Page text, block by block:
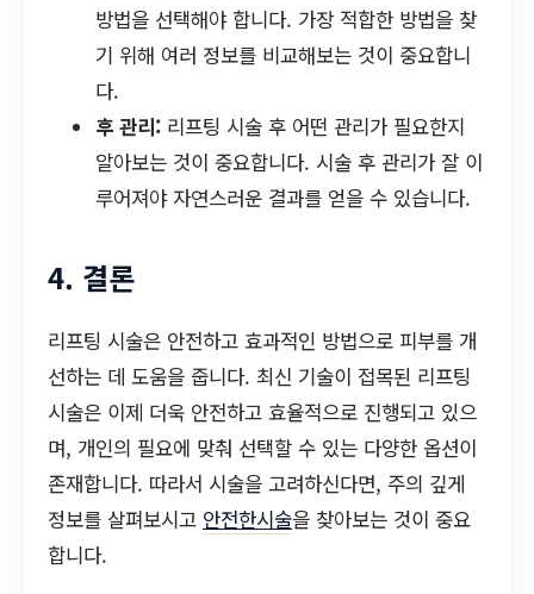
방법을 선택해야 합니다. 가장 적합한 방법을 찾
기 위해 여러 정보를 비교해보는 것이 중요합니
다.
후 관리: 리프팅 시술 후 어떤 관리가 필요한지
알아보는 것이 중요합니다. 시술 후 관리가 잘 이
루어져야 자연스러운 결과를 얻을 수 있습니다.
4. 결론
리프팅 시술은 안전하고 효과적인 방법으로 피부를 개
선하는 데 도움을 줍니다. 최신 기술이 접목된 리프팅
시술은 이제 더욱 안전하고 효율적으로 진행되고 있으
며, 개인의 필요에 맞춰 선택할 수 있는 다양한 옵션이
존재합니다. 따라서 시술을 고려하신다면, 주의 깊게
정보를 살펴보시고 안전한시술을 찾아보는 것이 중요
합니다.